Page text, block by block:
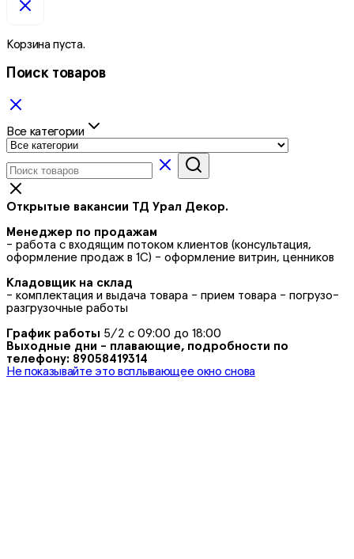
Корзина пуста.
Поиск товаров
Все категории
Открытые вакансии ТД Урал Декор.
Менеджер по продажам
- работа с входящим потоком клиентов (консультация,
оформление продаж в 1С) - оформление витрин, ценников
Кладовщик на склад
- комплектация и выдача товара - прием товара - погрузо-
разгрузочные работы
График работы 5/2 с 09:00 до 18:00
Выходные дни - плавающие, подробности по
телефону: 89058419314
Не показывайте это всплывающее окно снова